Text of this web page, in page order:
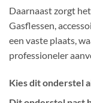
Daarnaast zorgt
Gasflessen,
een vaste plaats,
professioneler
Kies dit onderstel